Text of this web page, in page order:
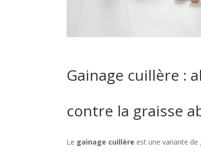
Gainage cuillère :
contre la graisse
Le gainage cuillère est une variante